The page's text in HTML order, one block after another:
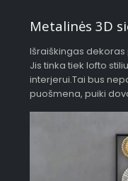
Metalinės 3D
Išraiškingas
Jis tinka tiek lofto
interjerui.Tai bus
puošmena, puiki